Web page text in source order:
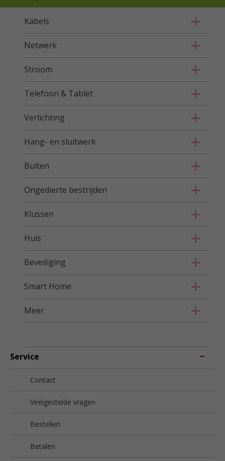
Kabels
Netwerk
Stroom
Telefoon & Tablet
Verlichting
Hang- en sluitwerk
Buiten
Ongedierte bestrijden
Klussen
Huis
Beveiliging
Smart Home
Meer
Service
Contact
Veelgestelde vragen
Bestellen
Betalen